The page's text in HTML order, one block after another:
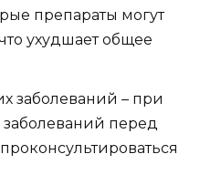
препараты могут
ухудшает общее
заболеваний – при
перед